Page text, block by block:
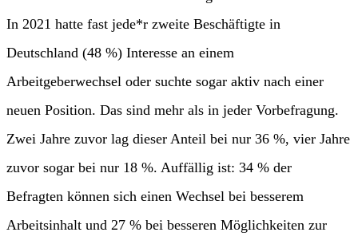
In 2021 hatte fast jede*r zweite Beschäftigte in
Deutschland (48 %) Interesse an einem
Arbeitgeberwechsel oder suchte sogar aktiv nach einer
neuen Position. Das sind mehr als in jeder Vorbefragung.
Zwei Jahre zuvor lag dieser Anteil bei nur 36 %, vier Jahre
zuvor sogar bei nur 18 %. Auffällig ist: 34 % der
Befragten können sich einen Wechsel bei besserem
Arbeitsinhalt und 27 % bei besseren Möglichkeiten zur